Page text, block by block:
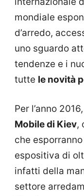
mondiale
d’arredo,
uno sguardo
tendenze e i
tutte le novità
Per l’anno
Mobile di Kiev,
che
espositiva di
infatti della
settore